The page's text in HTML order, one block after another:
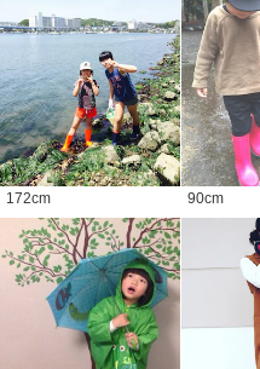
172cm 90cm